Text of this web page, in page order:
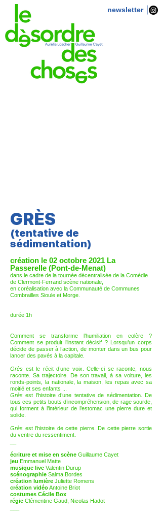
newsletter
GRÈS
(tentative de
sédimentation)
création le 02 octobre 2021 La
Passerelle (Pont-de-Menat)
dans le cadre de la tournée décentralisée de la Comédie
de Clermont-Ferrand scène nationale,
en coréalisation avec la Communauté de Communes
Combrailles Sioule et Morge.
durée 1h
Comment se transforme l’humiliation en colère ?
Comment se produit l’instant décisif ? Lorsqu’un corps
décide de passer à l’action, de monter dans un bus pour
lancer des pavés à la capitale.
Grès est le récit d’une voix. Celle-ci se raconte, nous
raconte. Sa trajectoire. De son travail, à sa voiture, les
ronds-points, la nationale, la maison, les repas avec sa
moitié et ses enfants ...
Grès est l’histoire d’une tentative de sédimentation. De
tous ces petits bouts d’incompréhension, de rage sourde,
qui forment à l’intérieur de l’estomac une pierre dure et
solide.
Grès est l’histoire de cette pierre. De cette pierre sortie
du ventre du ressentiment.
écriture et mise en scène Guillaume Cayet
jeu Emmanuel Matte
musique live Valentin Durup
scénographie Salma Bordes
création lumière Juliette Romens
création vidéoAntoine Briot
costumes Cécile Box
régie Clémentine Gaud, Nicolas Hadot